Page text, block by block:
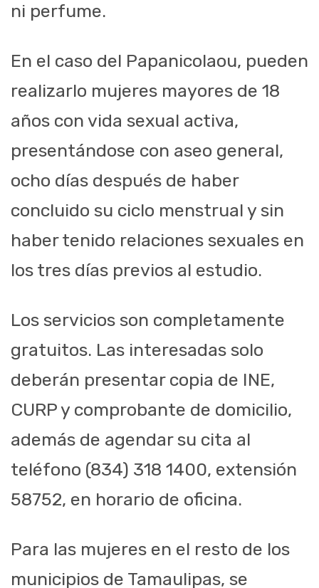
ni perfume.
En el caso del Papanicolaou, pueden
realizarlo mujeres mayores de 18
años con vida sexual activa,
presentándose con aseo general,
ocho días después de haber
concluido su ciclo menstrual y sin
haber tenido relaciones sexuales en
los tres días previos al estudio.
Los servicios son completamente
gratuitos. Las interesadas solo
deberán presentar copia de INE,
CURP y comprobante de domicilio,
además de agendar su cita al
teléfono (834) 318 1400, extensión
58752, en horario de oficina.
Para las mujeres en el resto de los
municipios de Tamaulipas, se